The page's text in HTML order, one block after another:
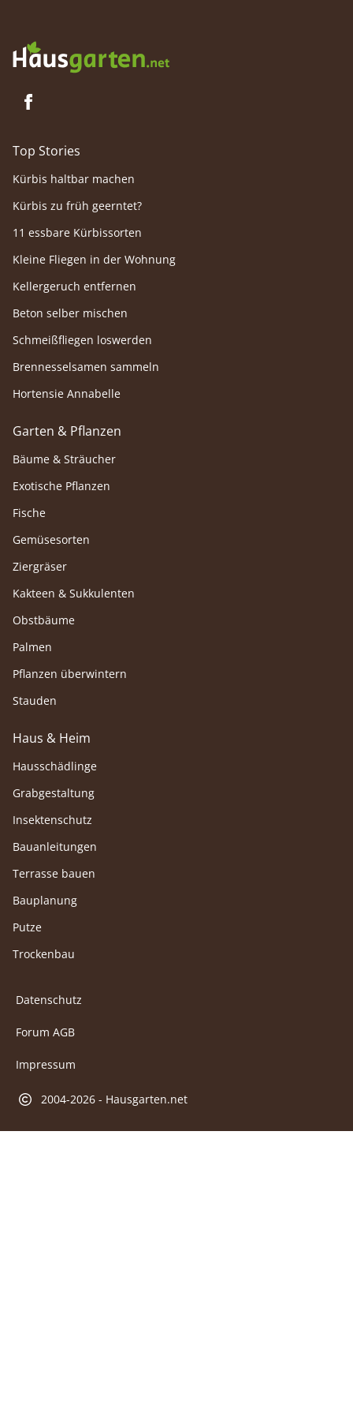
Top Stories
Kürbis haltbar machen
Kürbis zu früh geerntet?
11 essbare Kürbissorten
Kleine Fliegen in der Wohnung
Kellergeruch entfernen
Beton selber mischen
Schmeißfliegen loswerden
Brennesselsamen sammeln
Hortensie Annabelle
Garten & Pflanzen
Bäume & Sträucher
Exotische Pflanzen
Fische
Gemüsesorten
Ziergräser
Kakteen & Sukkulenten
Obstbäume
Palmen
Pflanzen überwintern
Stauden
Haus & Heim
Hausschädlinge
Grabgestaltung
Insektenschutz
Bauanleitungen
Terrasse bauen
Bauplanung
Putze
Trockenbau
Datenschutz
Forum AGB
Impressum
2004-2026 - Hausgarten.net